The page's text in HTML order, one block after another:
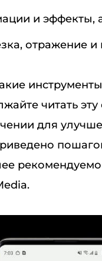
и эффекты,
отражение и
читать
для